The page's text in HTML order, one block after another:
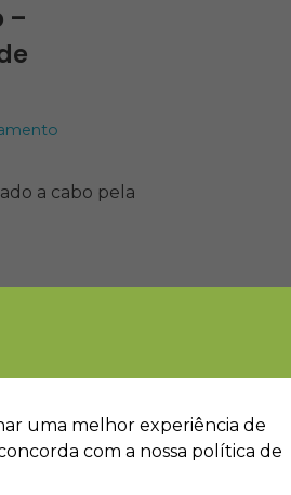
–
a cabo pela
o Clima
uma melhor experiência de
com a nossa política de